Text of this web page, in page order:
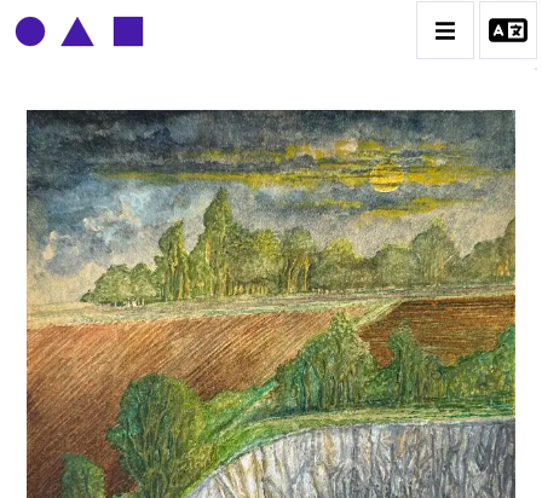
CLAUDE GROBÉTY
BIOGRAPHIE
CATALOGUE DES OEUVRES
CONTACT